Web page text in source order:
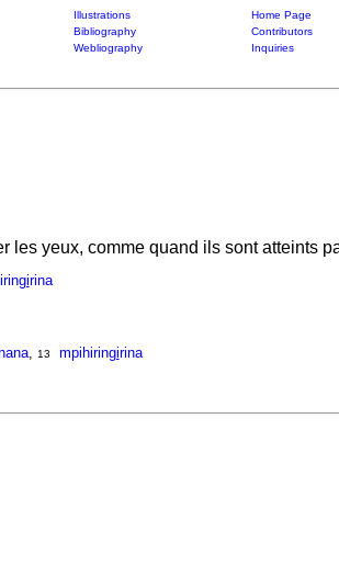
Illustrations
Home Page
Bibliography
Contributors
Webliography
Inquiries
yeux, comme quand ils sont atteints
girina
, 13 mpihiringirina